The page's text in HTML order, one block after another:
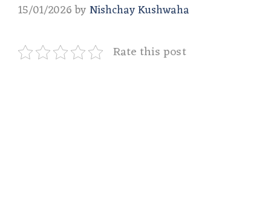
15/01/2026 byNishchay Kushwaha
Rate this post